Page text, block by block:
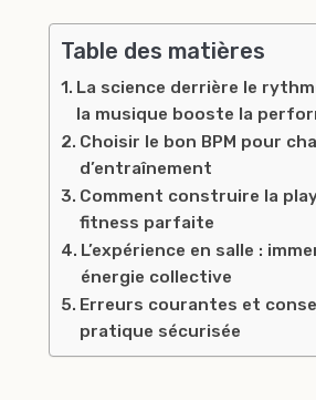
Table des matières
La science derrière le
la musique booste la
Choisir le bon BPM pour
d’entraînement
Comment construire la
fitness parfaite
L’expérience en salle :
énergie collective
Erreurs courantes et
pratique sécurisée